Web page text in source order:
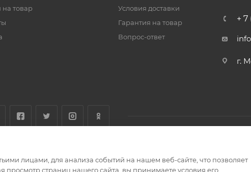
на товар
Условия доставки
Гарантия на товар
Вопрос-ответ
+
г.
лицами, для анализа событий на нашем веб-сайте, что позволяет
страниц нашего сайта, вы принимаете условия его